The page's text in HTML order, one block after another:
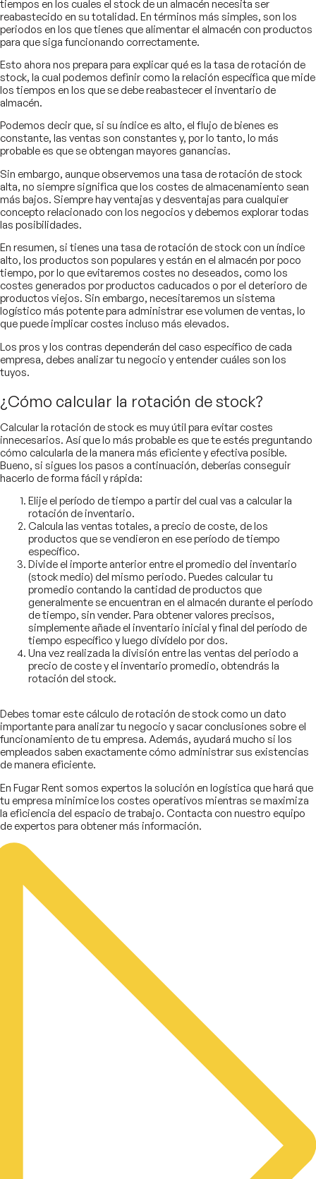
tiempos en los cuales el stock de un almacén necesita ser
reabastecido en su totalidad. En términos más simples, son los
periodos en los que tienes que alimentar el almacén con productos
para que siga funcionando correctamente.
Esto ahora nos prepara para explicar qué es la tasa de rotación de
stock, la cual podemos definir como la relación específica que mide
los tiempos en los que se debe reabastecer el inventario de
almacén.
Podemos decir que, si su índice es alto, el flujo de bienes es
constante, las ventas son constantes y, por lo tanto, lo más
probable es que se obtengan mayores ganancias.
Sin embargo, aunque observemos una tasa de rotación de stock
alta, no siempre significa que los costes de almacenamiento sean
más bajos. Siempre hay ventajas y desventajas para cualquier
concepto relacionado con los negocios y debemos explorar todas
las posibilidades.
En resumen, si tienes una tasa de rotación de stock con un índice
alto, los productos son populares y están en el almacén por poco
tiempo, por lo que evitaremos costes no deseados, como los
costes generados por productos caducados o por el deterioro de
productos viejos. Sin embargo, necesitaremos un sistema
logístico más potente para administrar ese volumen de ventas, lo
que puede implicar costes incluso más elevados.
Los pros y los contras dependerán del caso específico de cada
empresa, debes analizar tu negocio y entender cuáles son los
tuyos.
¿Cómo calcular la rotación de stock?
Calcular la rotación de stock es muy útil para evitar costes
innecesarios. Así que lo más probable es que te estés preguntando
cómo calcularla de la manera más eficiente y efectiva posible.
Bueno, si sigues los pasos a continuación, deberías conseguir
hacerlo de forma fácil y rápida:
Elije el período de tiempo a partir del cual vas a calcular la
rotación de inventario.
Calcula las ventas totales, a precio de coste, de los
productos que se vendieron en ese período de tiempo
específico.
Divide el importe anterior entre el promedio del inventario
(stock medio) del mismo periodo. Puedes calcular tu
promedio contando la cantidad de productos que
generalmente se encuentran en el almacén durante el período
de tiempo, sin vender. Para obtener valores precisos,
simplemente añade el inventario inicial y final del período de
tiempo específico y luego divídelo por dos.
Una vez realizada la división entre las ventas del periodo a
precio de coste y el inventario promedio, obtendrás la
rotación del stock.
Debes tomar este cálculo de rotación de stock como un dato
importante para analizar tu negocio y sacar conclusiones sobre el
funcionamiento de tu empresa. Además, ayudará mucho si los
empleados saben exactamente cómo administrar sus existencias
de manera eficiente.
En Fugar Rent somos expertos la solución en logística que hará que
tu empresa minimice los costes operativos mientras se maximiza
la eficiencia del espacio de trabajo. Contacta con nuestro equipo
de expertos para obtener más información.